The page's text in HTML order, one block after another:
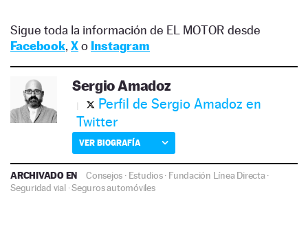
Sigue toda la información de EL MOTOR desde
Facebook, Xo Instagram
Sergio Amadoz
Perfil de Sergio Amadoz en
Twitter
VER BIOGRAFÍA
ARCHIVADO EN Consejos · Estudios· Fundación Línea Directa·
Seguridad vial·Seguros automóviles